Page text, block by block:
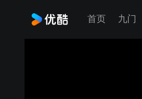
首页 九门